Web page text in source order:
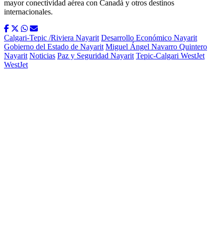
mayor conectividad aérea con Canadá y otros destinos
internacionales.
Calgari-Tepic /Riviera Nayarit Desarrollo Económico Nayarit
Gobierno del Estado de Nayarit Miguel Ángel Navarro Quintero
Nayarit Noticias Paz y Seguridad Nayarit Tepic-Calgari WestJet
WestJet